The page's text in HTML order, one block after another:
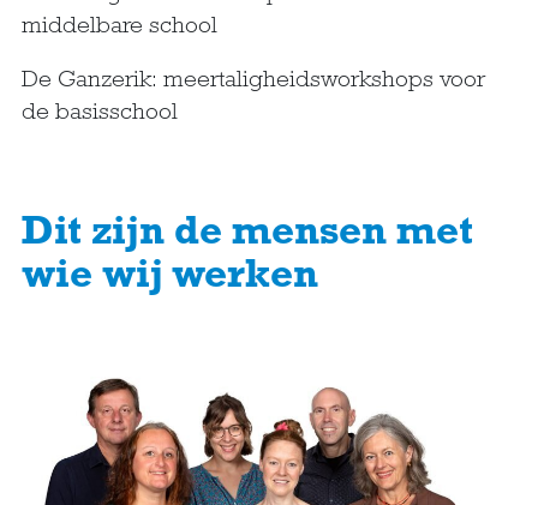
middelbare school
De Ganzerik: meertaligheidsworkshops voor
de basisschool
Dit zijn de mensen met
wie wij werken